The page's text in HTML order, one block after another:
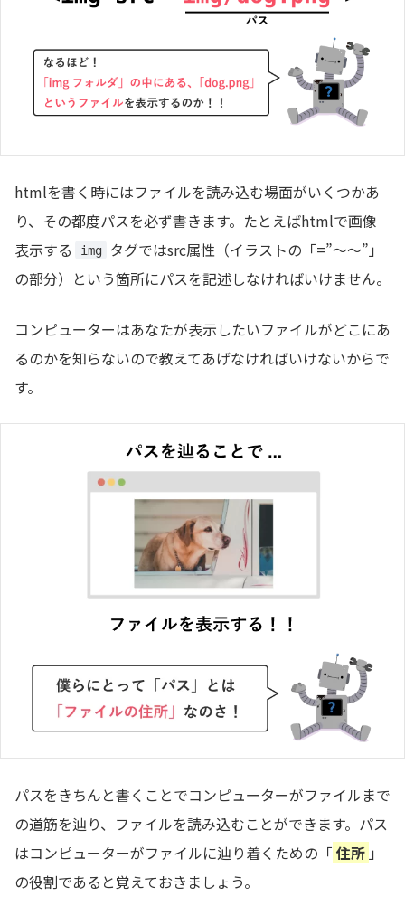
htmlを書く時にはファイルを読み込む場面がいくつかあ
り、その都度パスを必ず書きます。たとえばhtmlで画像
表示する
img タグではsrc属性（イラストの「=”〜〜”」
の部分）という箇所にパスを記述しなければいけません。
コンピューターはあなたが表示したいファイルがどこにあ
るのかを知らないので教えてあげなければいけないからで
す。
パスをきちんと書くことでコンピューターがファイルまで
の道筋を辿り、ファイルを読み込むことができます。パス
はコンピューターがファイルに辿り着くための「 住所 」
の役割であると覚えておきましょう。